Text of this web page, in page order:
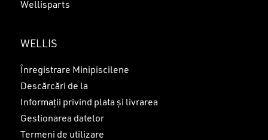
Wellisparts
WELLIS
Înregistrare Minipiscilene
Descărcări de la
Informații privind plata și livrarea
Gestionarea datelor
Termeni de utilizare